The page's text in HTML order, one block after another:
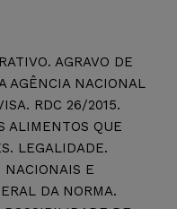
AGRAVO DE
AGÊNCIA NACIONAL
RDC 26/2015.
ALIMENTOS QUE
LEGALIDADE.
NACIONAIS E
DA NORMA.